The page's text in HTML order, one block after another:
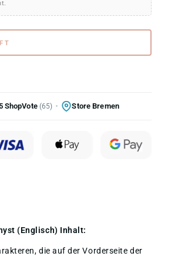
ShopVote (65) Store Bremen
(Englisch) Inhalt:
die auf der Vorderseite der